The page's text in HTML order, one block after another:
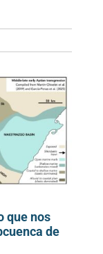
que nos
de